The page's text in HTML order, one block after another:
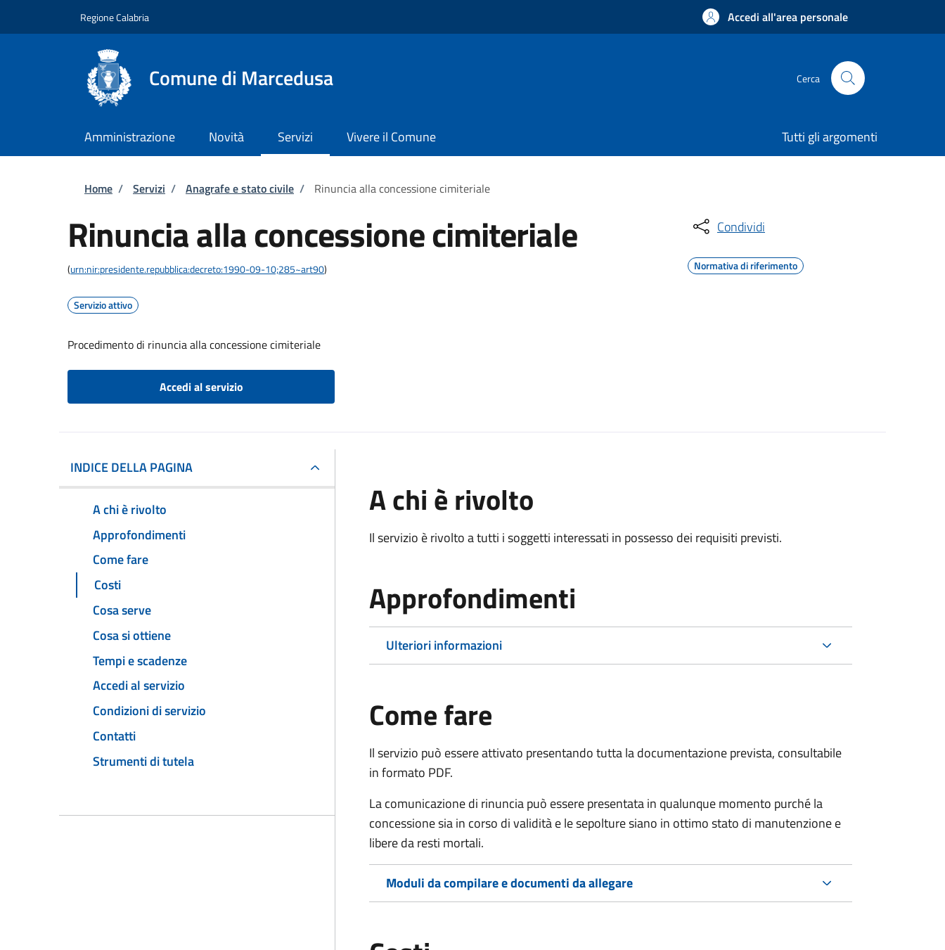
Regione Calabria Accedi all'area personale
Comune di Marcedusa Cerca
Amministrazione Novità Servizi Vivere il Comune Tutti gli argomenti
Briciole di pane
Home / Servizi / Anagrafe e stato civile / Rinuncia alla concessione cimiteriale
Rinuncia alla concessione cimiteriale
(urn:nir:presidente.repubblica:decreto:1990-09-10;285~art90)
Servizio attivo
Procedimento di rinuncia alla concessione cimiteriale
Accedi al servizio
Condividi
Normativa di riferimento
INDICE DELLA PAGINA
A chi è rivolto
Approfondimenti
Come fare
Costi
Cosa serve
Cosa si ottiene
Tempi e scadenze
Accedi al servizio
Condizioni di servizio
Contatti
Strumenti di tutela
A chi è rivolto
Il servizio è rivolto a tutti i soggetti interessati in possesso dei requisiti previsti.
Approfondimenti
Ulteriori informazioni
Come fare
Il servizio può essere attivato presentando tutta la documentazione prevista, consultabile
in formato PDF.
La comunicazione di rinuncia può essere presentata in qualunque momento purché la
concessione sia in corso di validità e le sepolture siano in ottimo stato di manutenzione e
libere da resti mortali.
Moduli da compilare e documenti da allegare